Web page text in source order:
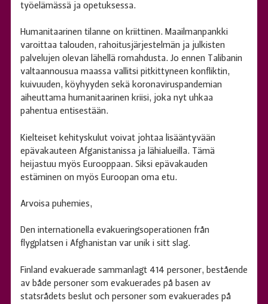
työelämässä ja opetuksessa.
Humanitaarinen tilanne on kriittinen. Maailmanpankki
varoittaa talouden, rahoitusjärjestelmän ja julkisten
palvelujen olevan lähellä romahdusta. Jo ennen Talibanin
valtaannousua maassa vallitsi pitkittyneen konfliktin,
kuivuuden, köyhyyden sekä koronaviruspandemian
aiheuttama humanitaarinen kriisi, joka nyt uhkaa
pahentua entisestään.
Kielteiset kehityskulut voivat johtaa lisääntyvään
epävakauteen Afganistanissa ja lähialueilla. Tämä
heijastuu myös Eurooppaan. Siksi epävakauden
estäminen on myös Euroopan oma etu.
Arvoisa puhemies,
Den internationella evakueringsoperationen från
flygplatsen i Afghanistan var unik i sitt slag.
Finland evakuerade sammanlagt 414 personer, bestående
av både personer som evakuerades på basen av
statsrådets beslut och personer som evakuerades på